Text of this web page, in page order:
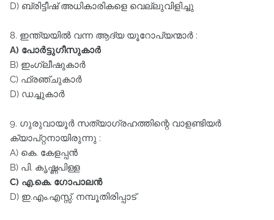
D) ബ്രിട്ടീഷ്‌ അധികാരികളെ വെല്ലുവിളിച്ചു
8. ഇന്ത്യയിൽ വന്ന ആദ്യ യൂറോപ്യന്മാർ :
A) പോർട്ടുഗീസുകാർ
B) ഇംഗ്ലീഷുകാർ
C) ഫ്രഞ്ചുകാർ
D) ഡച്ചുകാർ
9. ഗുരുവായൂർ സത്യാഗ്രഹത്തിന്റെ വാളണ്ടിയർ
ക്യാപ്റ്റനായിരുന്നു :
A) കെ. കേളപ്പൻ
B) പി. കൃഷ്ണപിള്ള
C) എ.കെ. ഗോപാലൻ
D) ഇ.എം.എസ്സ്‌. നമ്പൂതിരിപ്പാട്‌